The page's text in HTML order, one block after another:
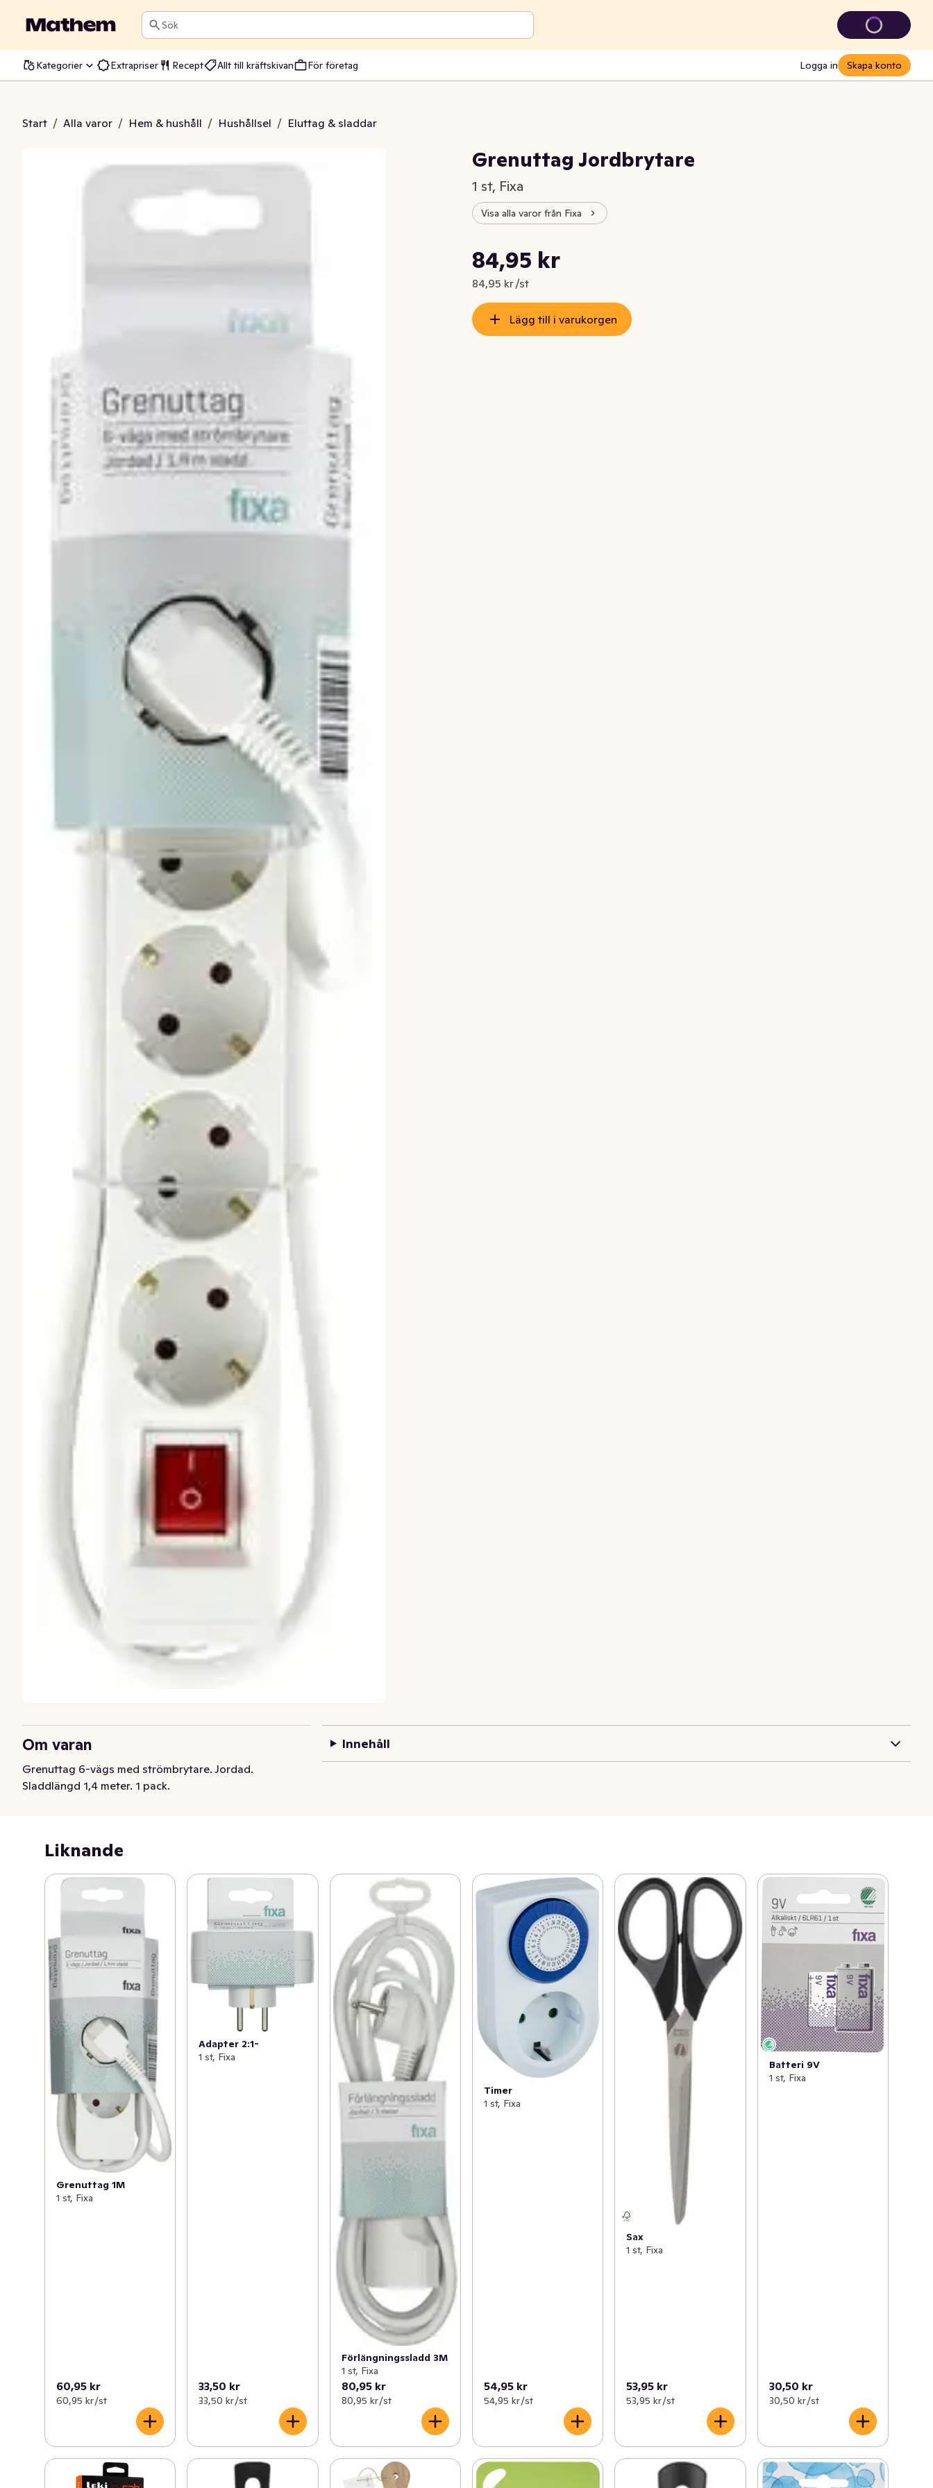
Sök
Kategorier Extrapriser Recept Allt till kräftskivan För företag Logga in Skapa konto
Start / Alla varor / Hem & hushåll / Hushållsel / Eluttag & sladdar
Jordbrytare
Grenuttag Jordbrytare
1 st, Fixa
Visa alla varor från Fixa
Nuvarande pris är: 84,95 kr
84,95 kr
84,95 kr /st
Styckpris: 84,95 kr /st
Lägg till i varukorgen
Om varan
Grenuttag 6-vägs med strömbrytare. Jordad.
Sladdlängd 1,4 meter. 1 pack.
Innehåll
Liknande
Grenuttag 1M
1 st, Fixa
60,95 kr
60,95 kr /st
Adapter 2:1-
1 st, Fixa
33,50 kr
33,50 kr /st
Förlängningssladd 3M
1 st, Fixa
80,95 kr
80,95 kr /st
Timer
1 st, Fixa
54,95 kr
54,95 kr /st
Sax
1 st, Fixa
53,95 kr
53,95 kr /st
Batteri 9V
1 st, Fixa
30,50 kr
30,50 kr /st